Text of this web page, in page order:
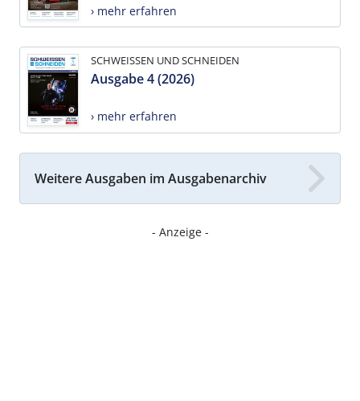
› mehr erfahren
SCHWEISSEN UND SCHNEIDEN
Ausgabe 4 (2026)
› mehr erfahren
Weitere Ausgaben im Ausgabenarchiv
- Anzeige -